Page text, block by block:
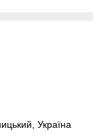
Україна